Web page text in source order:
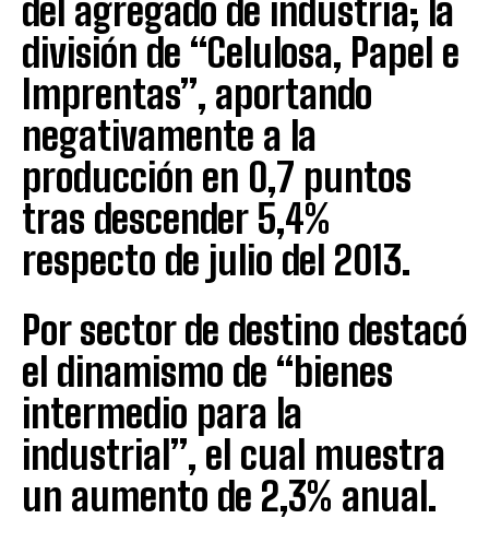
del agregado de industria; la
división de “Celulosa, Papel e
Imprentas”, aportando
negativamente a la
producción en 0,7 puntos
tras descender 5,4%
respecto de julio del 2013.
Por sector de destino destacó
el dinamismo de “bienes
intermedio para la
industrial”, el cual muestra
un aumento de 2,3% anual.